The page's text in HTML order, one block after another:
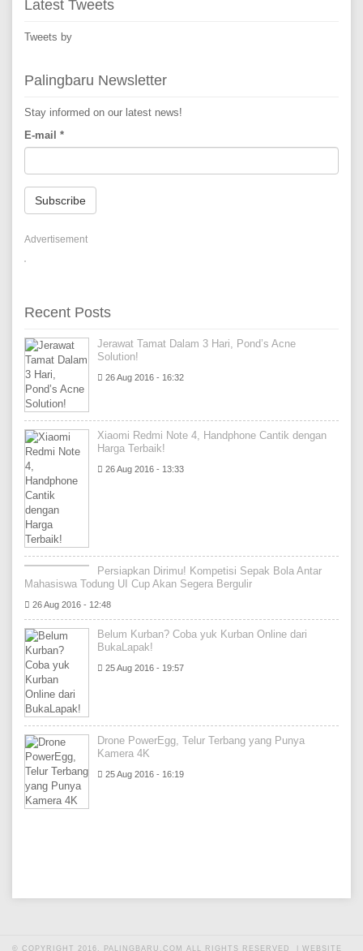
Latest Tweets
Tweets by
Palingbaru Newsletter
Stay informed on our latest news!
E-mail *
Subscribe
Advertisement
Recent Posts
Jerawat Tamat Dalam 3 Hari, Pond’s Acne
Solution!
26 Aug 2016 - 16:32
Xiaomi Redmi Note 4, Handphone Cantik dengan
Harga Terbaik!
26 Aug 2016 - 13:33
Persiapkan Dirimu! Kompetisi Sepak Bola Antar
Mahasiswa Todung UI Cup Akan Segera Bergulir
26 Aug 2016 - 12:48
Belum Kurban? Coba yuk Kurban Online dari
BukaLapak!
25 Aug 2016 - 19:57
Drone PowerEgg, Telur Terbang yang Punya
Kamera 4K
25 Aug 2016 - 16:19
© COPYRIGHT 2016. PALINGBARU.COM ALL RIGHTS RESERVED | WEBSITE